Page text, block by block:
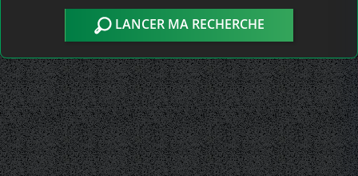
LANCER MA RECHERCHE